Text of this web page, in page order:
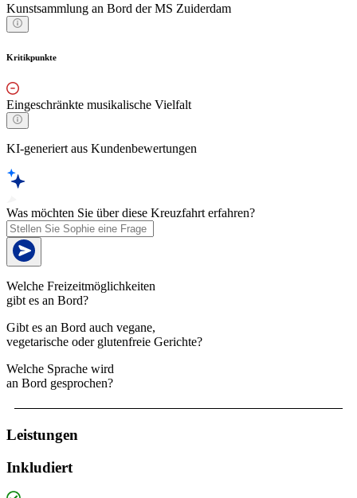
Kunstsammlung an Bord der MS Zuiderdam
Kritikpunkte
Eingeschränkte musikalische Vielfalt
KI-generiert aus Kundenbewertungen
Was möchten Sie über diese Kreuzfahrt erfahren?
Welche Freizeitmöglichkeiten
gibt es an Bord?
Gibt es an Bord auch vegane,
vegetarische oder glutenfreie Gerichte?
Welche Sprache wird
an Bord gesprochen?
Leistungen
Inkludiert